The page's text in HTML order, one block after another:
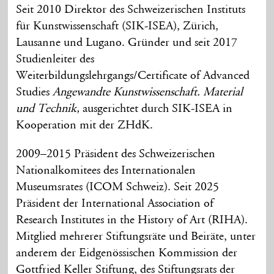
Seit 2010 Direktor des Schweizerischen Instituts
für Kunstwissenschaft (SIK-ISEA), Zürich,
Lausanne und Lugano. Gründer und seit 2017
Studienleiter des
Weiterbildungslehrgangs/Certificate of Advanced
StudiesAngewandte Kunstwissenschaft. Material
und Technik, ausgerichtet durch SIK-ISEA in
Kooperation mit der ZHdK.
2009–2015 Präsident des Schweizerischen
Nationalkomitees des Internationalen
Museumsrates (ICOM Schweiz). Seit 2025
Präsident der International Association of
Research Institutes in the History of Art (RIHA).
Mitglied mehrerer Stiftungsräte und Beiräte, unter
anderem der Eidgenössischen Kommission der
Gottfried Keller Stiftung, des Stiftungsrats der